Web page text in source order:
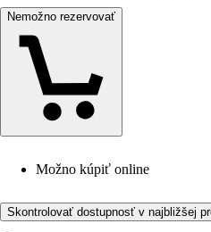
Nemožno rezervovať
Možno kúpiť online
Skontrolovať dostupnosť v najbližšej